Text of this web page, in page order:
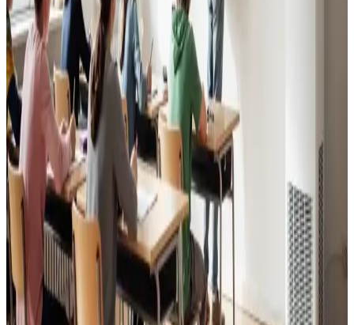
Kontorer, klinikker, butikker og restauranter i Guderup.
Godt indeklima for alle.
Læs mere